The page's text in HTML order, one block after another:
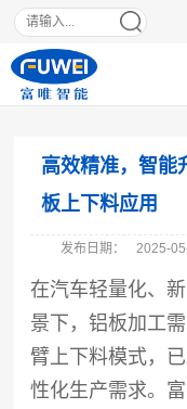
高效精准，智能
板上下料应用
发布日期： 2025-
在汽车轻量化、
景下，铝板加工
臂上下料模式，
性化生产需求。